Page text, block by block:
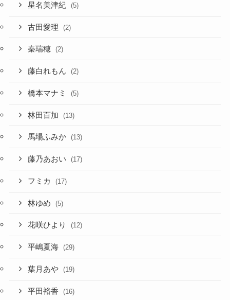
星名美津紀 (5)
古田愛理 (2)
秦瑞穂 (2)
藤白れもん (2)
橋本マナミ (5)
林田百加 (13)
馬場ふみか (13)
藤乃あおい (17)
フミカ (17)
林ゆめ (5)
花咲ひより (12)
平嶋夏海 (29)
葉月あや (19)
平田裕香 (16)